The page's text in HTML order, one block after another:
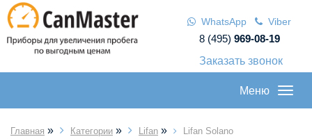
WhatsApp
Viber
8 (495) 969-08-19
Заказать звонок
Меню
Главная » Категории » Lifan » Lifan Solano